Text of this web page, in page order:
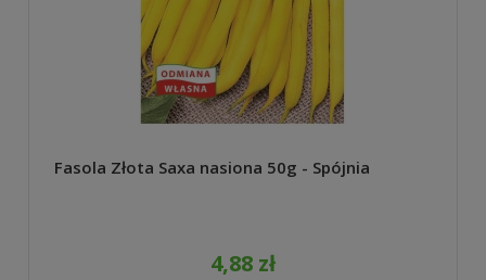
Fasola Złota Saxa nasiona 50g - Spójnia
4,88 zł